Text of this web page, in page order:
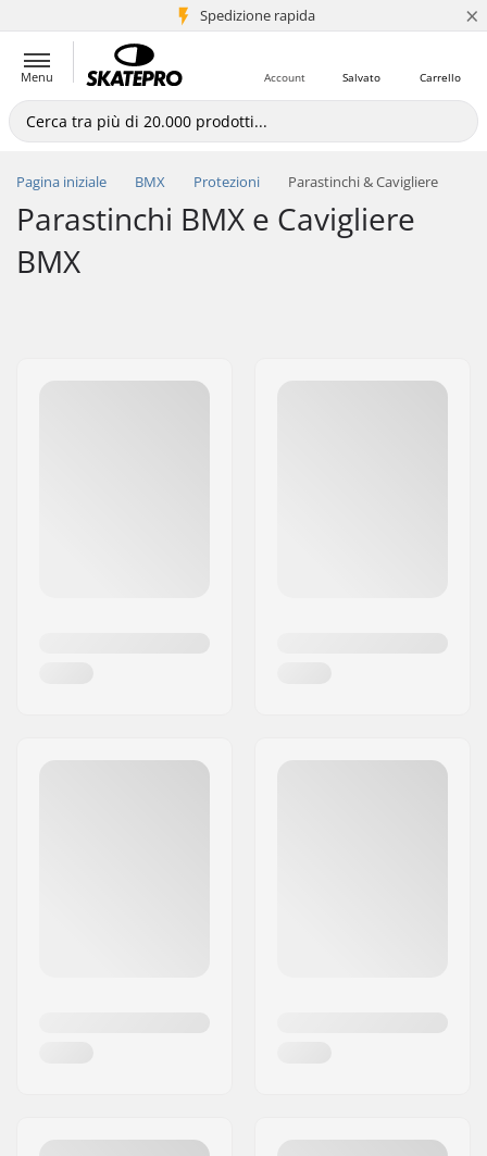
Spedizione rapida
+5 mln di clienti ×
Menu Carrello
Salvato
Account
Pagina iniziale BMX Protezioni Parastinchi & Cavigliere
Parastinchi BMX e Cavigliere
BMX